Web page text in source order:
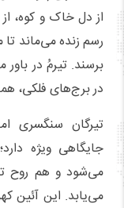
از دل خاک و کوه،
رسم زنده می‌ماند
برسند. تیرمُ در
در برج‌های فلکی،
تیرگان سنگسری
جایگاهی ویژه
می‌شود و هم روح
می‌یابد. این آئین